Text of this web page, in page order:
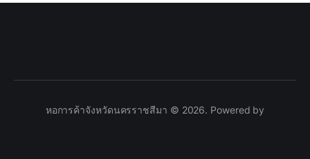
หอการค้าจังหวัดนครราชสีมา © 2026. Powered by